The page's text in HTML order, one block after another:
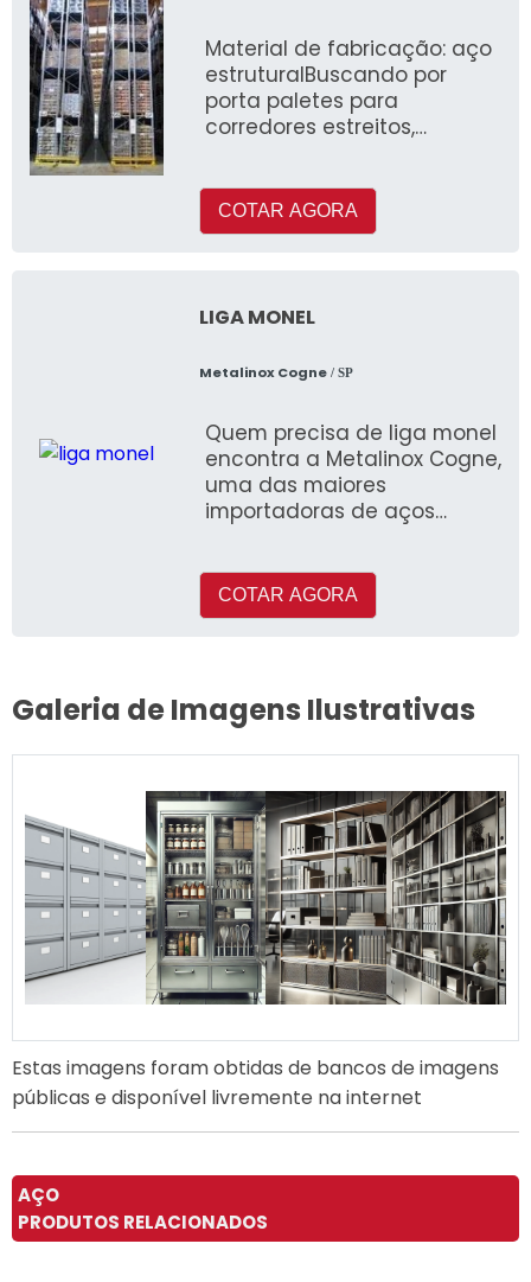
Material de fabricação: aço
estruturalBuscando por
porta paletes para
corredores estreitos,
COTAR AGORA
LIGA MONEL
Metalinox Cogne/ SP
Quem precisa de liga monel
encontra a Metalinox Cogne,
uma das maiores
importadoras de aços
COTAR AGORA
Galeria de Imagens Ilustrativas
Estas imagens foram obtidas de bancos de imagens
públicas e disponível livremente na internet
AÇO
PRODUTOS RELACIONADOS